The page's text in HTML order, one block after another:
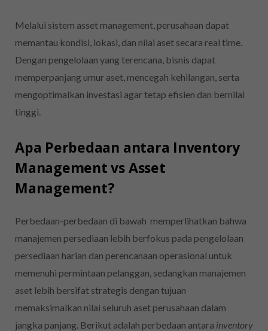
Melalui sistem asset management, perusahaan dapat
memantau kondisi, lokasi, dan nilai aset secara real time.
Dengan pengelolaan yang terencana, bisnis dapat
memperpanjang umur aset, mencegah kehilangan, serta
mengoptimalkan investasi agar tetap efisien dan bernilai
tinggi.
Apa Perbedaan antara Inventory
Management vs Asset
Management?
Perbedaan-perbedaan di bawah memperlihatkan bahwa
manajemen persediaan lebih berfokus pada pengelolaan
persediaan harian dan perencanaan operasional untuk
memenuhi permintaan pelanggan, sedangkan manajemen
aset lebih bersifat strategis dengan tujuan
memaksimalkan nilai seluruh aset perusahaan dalam
jangka panjang. Berikut adalah perbedaan antara inventory